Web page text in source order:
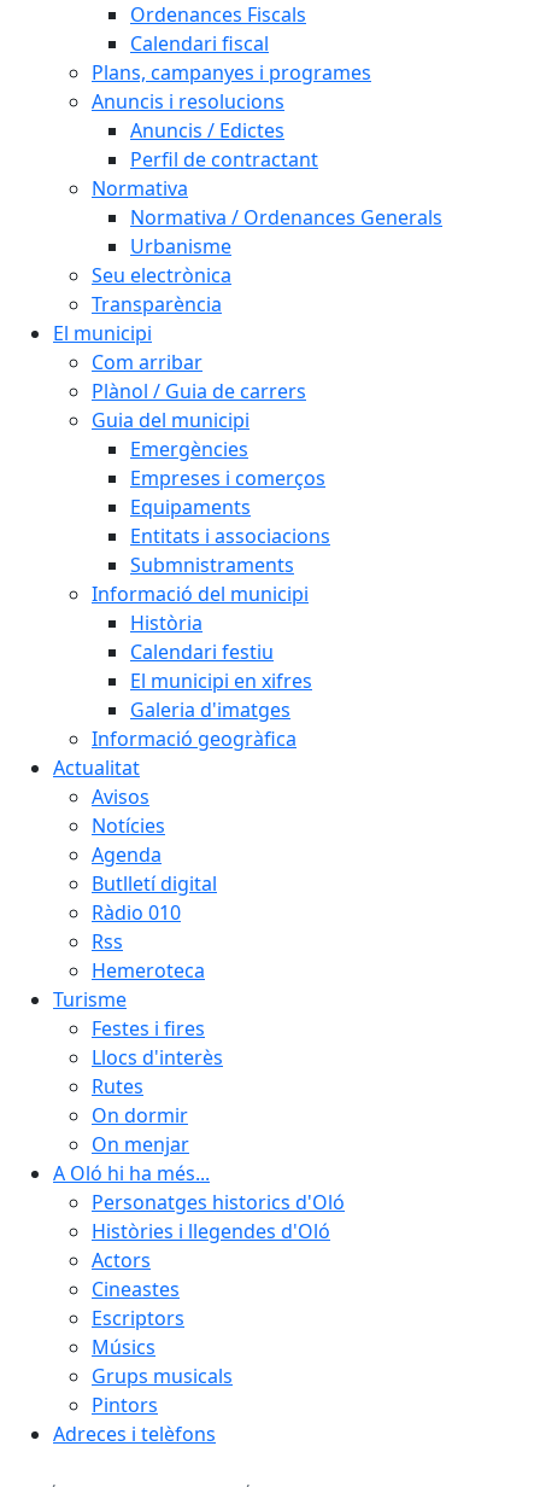
Ordenances Fiscals
Calendari fiscal
Plans, campanyes i programes
Anuncis i resolucions
Anuncis / Edictes
Perfil de contractant
Normativa
Normativa / Ordenances Generals
Urbanisme
Seu electrònica
Transparència
El municipi
Com arribar
Plànol / Guia de carrers
Guia del municipi
Emergències
Empreses i comerços
Equipaments
Entitats i associacions
Submnistraments
Informació del municipi
Història
Calendari festiu
El municipi en xifres
Galeria d'imatges
Informació geogràfica
Actualitat
Avisos
Notícies
Agenda
Butlletí digital
Ràdio 010
Rss
Hemeroteca
Turisme
Festes i fires
Llocs d'interès
Rutes
On dormir
On menjar
A Oló hi ha més...
Personatges historics d'Oló
Històries i llegendes d'Oló
Actors
Cineastes
Escriptors
Músics
Grups musicals
Pintors
Adreces i telèfons